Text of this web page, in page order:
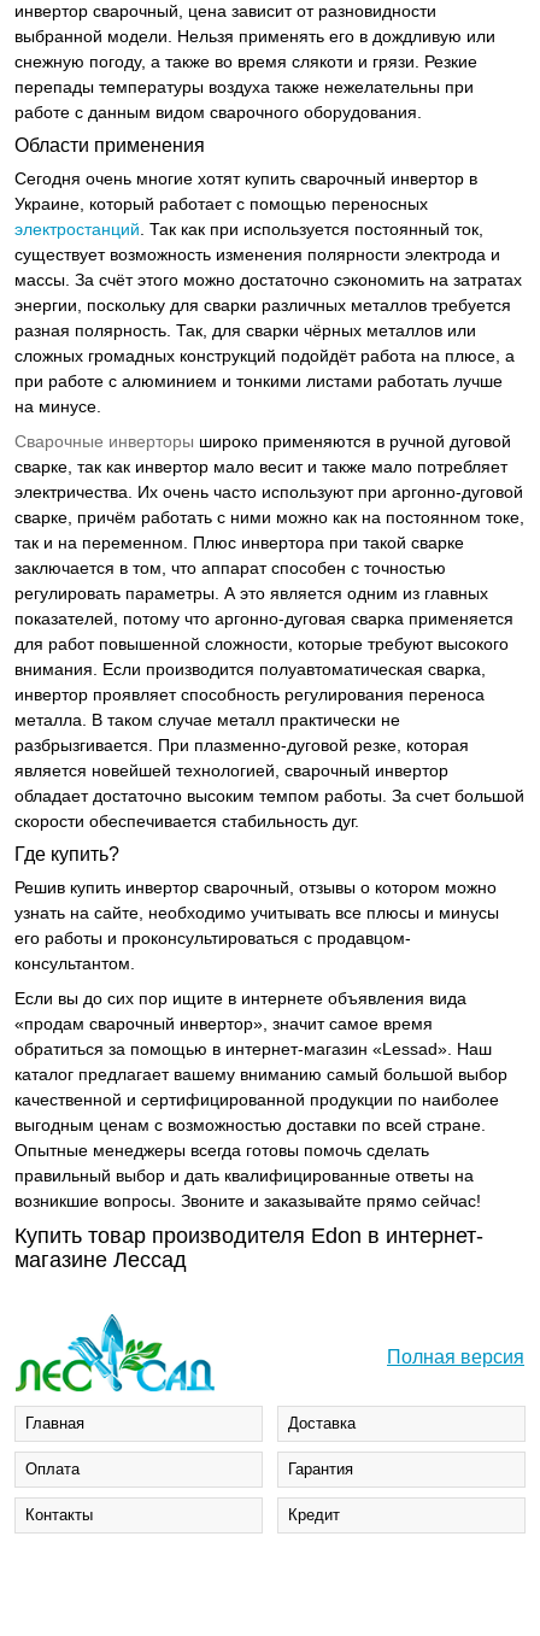
инвертор сварочный, цена зависит от разновидности
выбранной модели. Нельзя применять его в дождливую или
снежную погоду, а также во время слякоти и грязи. Резкие
перепады температуры воздуха также нежелательны при
работе с данным видом сварочного оборудования.
Области применения
Сегодня очень многие хотят купить сварочный инвертор в
Украине, который работает с помощью переносных
электростанций . Так как при используется постоянный ток,
существует возможность изменения полярности электрода и
массы. За счёт этого можно достаточно сэкономить на затратах
энергии, поскольку для сварки различных металлов требуется
разная полярность. Так, для сварки чёрных металлов или
сложных громадных конструкций подойдёт работа на плюсе, а
при работе с алюминием и тонкими листами работать лучше
на минусе.
Сварочные инверторы широко применяются в ручной дуговой
сварке, так как инвертор мало весит и также мало потребляет
электричества. Их очень часто используют при аргонно-дуговой
сварке, причём работать с ними можно как на постоянном токе,
так и на переменном. Плюс инвертора при такой сварке
заключается в том, что аппарат способен с точностью
регулировать параметры. А это является одним из главных
показателей, потому что аргонно-дуговая сварка применяется
для работ повышенной сложности, которые требуют высокого
внимания. Если производится полуавтоматическая сварка,
инвертор проявляет способность регулирования переноса
металла. В таком случае металл практически не
разбрызгивается. При плазменно-дуговой резке, которая
является новейшей технологией, сварочный инвертор
обладает достаточно высоким темпом работы. За счет большой
скорости обеспечивается стабильность дуг.
Где купить?
Решив купить инвертор сварочный, отзывы о котором можно
узнать на сайте, необходимо учитывать все плюсы и минусы
его работы и проконсультироваться с продавцом-
консультантом.
Если вы до сих пор ищите в интернете объявления вида
«продам сварочный инвертор», значит самое время
обратиться за помощью в интернет-магазин «Lessad». Наш
каталог предлагает вашему вниманию самый большой выбор
качественной и сертифицированной продукции по наиболее
выгодным ценам с возможностью доставки по всей стране.
Опытные менеджеры всегда готовы помочь сделать
правильный выбор и дать квалифицированные ответы на
возникшие вопросы. Звоните и заказывайте прямо сейчас!
Купить товар производителя Edon в интернет-
магазине Лессад
Полная версия
Главная Доставка
Оплата Гарантия
Контакты Кредит